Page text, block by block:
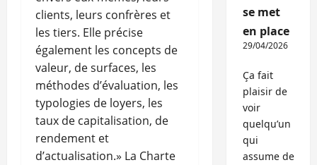
clients, leurs confrères et
les tiers. Elle précise
également les concepts de
valeur, de surfaces, les
méthodes d’évaluation, les
typologies de loyers, les
taux de capitalisation, de
rendement et
d’actualisation.» La Charte
se met
en place
29/04/2026
Ça fait
plaisir de
voir
quelqu’un
qui
assume de